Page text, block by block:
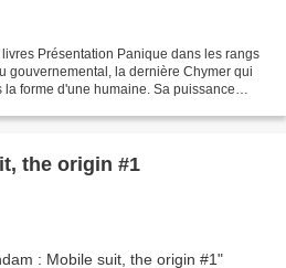
Présentation Panique dans les rangs
gouvernemental, la dernière Chymer qui
forme d'une humaine. Sa puissance
the origin #1